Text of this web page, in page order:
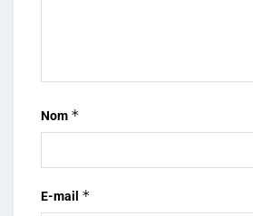
Nom *
E-mail *